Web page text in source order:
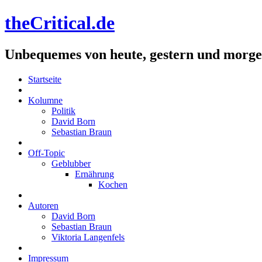
theCritical.de
Unbequemes von heute, gestern und
Startseite
Kolumne
Politik
David Born
Sebastian Braun
Off-Topic
Geblubber
Ernährung
Kochen
Autoren
David Born
Sebastian Braun
Viktoria Langenfels
Impressum